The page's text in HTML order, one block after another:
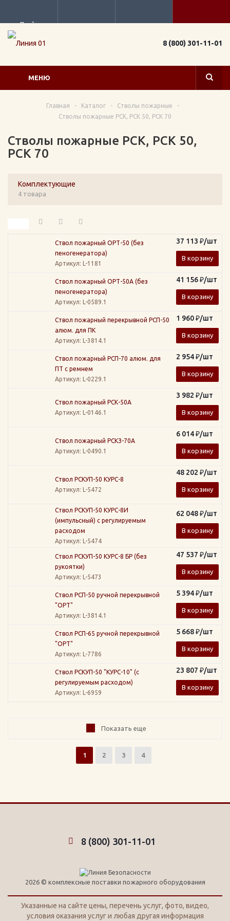
Прайс
8 (800) 301-11-01
МЕНЮ
Главная - Каталог - Стволы пожарные
-
Стволы пожарные РСК, РСК 50, РСК 70
Стволы пожарные РСК, РСК 50,
РСК 70
Комплектующие
4 товара
Ствол пожарный ОРТ-50 (без
пеногенератора)
Артикул: L-1181
37 113 ₽/шт
В корзину
Ствол пожарный ОРТ-50А (без
пеногенератора)
Артикул: L-0589.1
41 156₽/шт
В корзину
Ствол пожарный перекрывной РСП-50
алюм. для ПК
Артикул: L-3814.1
1 960₽/шт
В корзину
Ствол пожарный РСП-70 алюм. для
ПТ с ремнем
Артикул: L-0229.1
2 954₽/шт
В корзину
Ствол пожарный РСК-50А
Артикул: L-0146.1
3 982 ₽/шт
В корзину
Ствол пожарный РСКЗ-70А
Артикул: L-0490.1
6 014₽/шт
В корзину
Ствол РСКУП-50 КУРС-8
Артикул: L-5472
48 202 ₽/шт
В корзину
Ствол РСКУП-50 КУРС-8И
(импульсный) с регулируемым
расходом
Артикул: L-5474
62 048₽/шт
В корзину
Ствол РСКУП-50 КУРС-8 БР (без
рукоятки)
Артикул: L-5473
47 537 ₽/шт
В корзину
Ствол РСП-50 ручной перекрывной
"ОРТ"
Артикул: L-3814.1
5 394₽/шт
В корзину
Ствол РСП-65 ручной перекрывной
"ОРТ"
Артикул: L-7786
5 668₽/шт
В корзину
Ствол РСКУП-50 "КУРС-10" (с
регулируемым расходом)
Артикул: L-6959
23 807 ₽/шт
В корзину
Показать еще
1 2 3 4
8 (800) 301-11-01
2026 © комплексные поставки пожарного оборудования
Указанные на сайте цены, перечень услуг, фото, видео,
условия оказания услуг и любая другая информация